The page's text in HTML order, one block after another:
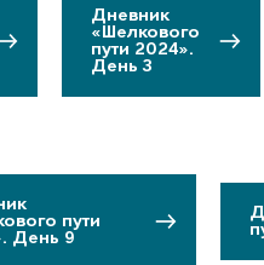
Дневник
«Шелкового
пути 2024».
День 3
пути
День 9